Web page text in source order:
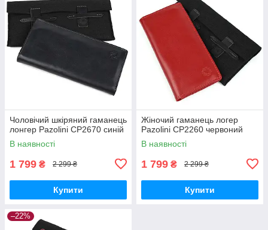
Чоловічий шкіряний гаманець
лонгер Pazolini CP2670 синій
В наявності
1 799 ₴ 2 299 ₴
Купити
Жіночий гаманець логер
Pazolini CP2260 червоний
В наявності
1 799 ₴ 2 299 ₴
Купити
–22%